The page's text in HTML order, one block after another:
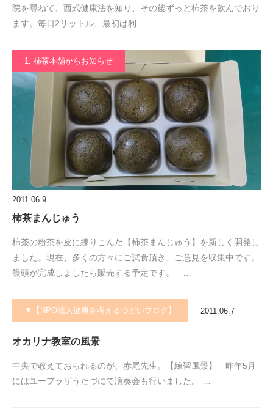
院を尋ねて、西式健康法を知り、その後ずっと柿茶を飲んでおり
ます。毎日2リットル、最初は利…
1. 柿茶本舗からお知らせ
2011.06.9
柿茶まんじゅう
柿茶の粉茶を皮に練りこんだ【柿茶まんじゅう】を新しく開発し
ました。現在、多くの方々にご試食頂き、ご意見を収集中です。
饅頭が完成しましたら販売する予定です。 …
▼【NPO法人健康を考えるつどいブログ】 2011.06.7
オカリナ教室の風景
中央で教えておられるのが、赤尾先生。【練習風景】 昨年5月
にはユープラザうたづにて演奏会も行いました。 …